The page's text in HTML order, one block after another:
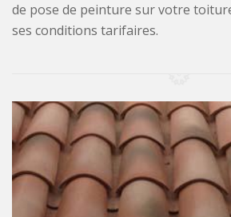
de pose de peinture sur votre
ses conditions tarifaires.